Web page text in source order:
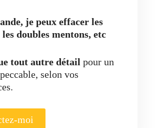
je peux effacer les
doubles mentons, etc
tout autre détail pour un
selon vos
moi